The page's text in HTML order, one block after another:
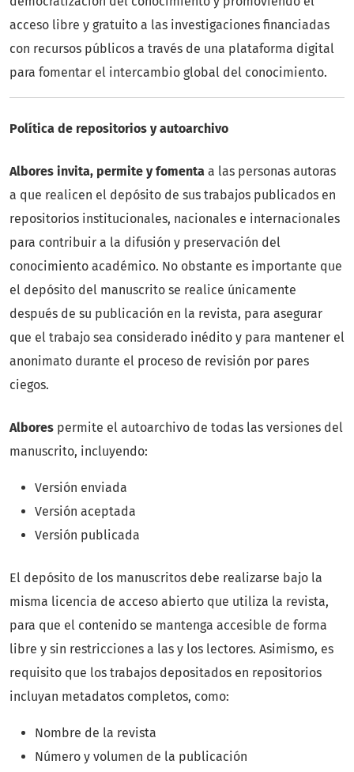
acceso libre y gratuito a las investigaciones financiadas
con recursos públicos a través de una plataforma digital
para fomentar el intercambio global del conocimiento.
Política de repositorios y autoarchivo
Albores invita, permite y fomenta a las personas autoras
a que realicen el depósito de sus trabajos publicados en
repositorios institucionales, nacionales e internacionales
para contribuir a la difusión y preservación del
conocimiento académico. No obstante es importante que
el depósito del manuscrito se realice únicamente
después de su publicación en la revista, para asegurar
que el trabajo sea considerado inédito y para mantener el
anonimato durante el proceso de revisión por pares
ciegos.
Albores permite el autoarchivo de todas las versiones del
manuscrito, incluyendo:
Versión enviada
Versión aceptada
Versión publicada
El depósito de los manuscritos debe realizarse bajo la
misma licencia de acceso abierto que utiliza la revista,
para que el contenido se mantenga accesible de forma
libre y sin restricciones a las y los lectores. Asimismo, es
requisito que los trabajos depositados en repositorios
incluyan metadatos completos, como:
Nombre de la revista
Número y volumen de la publicación